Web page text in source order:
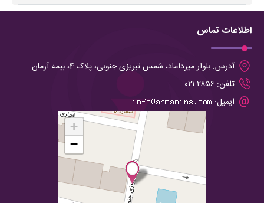
اطلاعات تماس
آدرس: بلوار میرداماد، شمس تبریزی جنوبی، پلاک 4، بیمه آرمان
تلفن: ۲۸۵۶-۰۲۱
ایمیل:
+
−